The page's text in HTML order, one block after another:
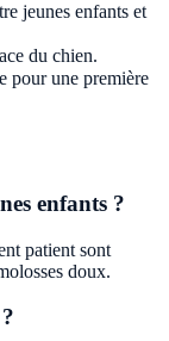
jeunes enfants et
du chien.
pour une première
enfants ?
patient sont
doux.